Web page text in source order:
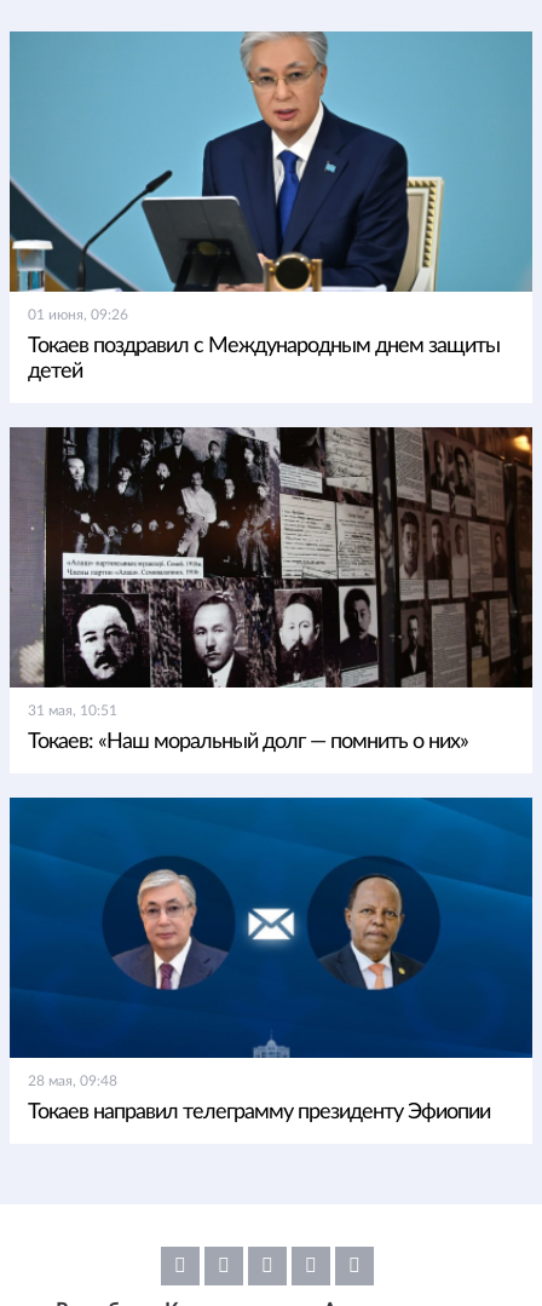
01 июня, 09:26
Токаев поздравил с Международным днем защиты
детей
31 мая, 10:51
Токаев: «Наш моральный долг — помнить о них»
28 мая, 09:48
Токаев направил телеграмму президенту Эфиопии